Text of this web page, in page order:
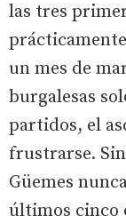
las tres
un mes de
burgalesas
partidos, el
frustrarse.
Güemes
últimos cinco